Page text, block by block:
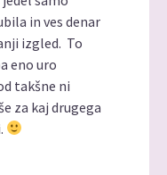
in ves denar
izgled. To
eno uro
takšne ni
za kaj drugega